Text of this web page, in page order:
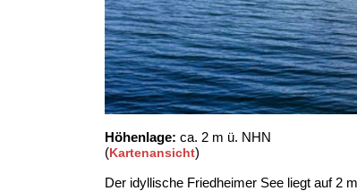
Höhenlage: ca. 2 m ü. NHN
(Kartenansicht)
Der idyllische Friedheimer See liegt auf 2